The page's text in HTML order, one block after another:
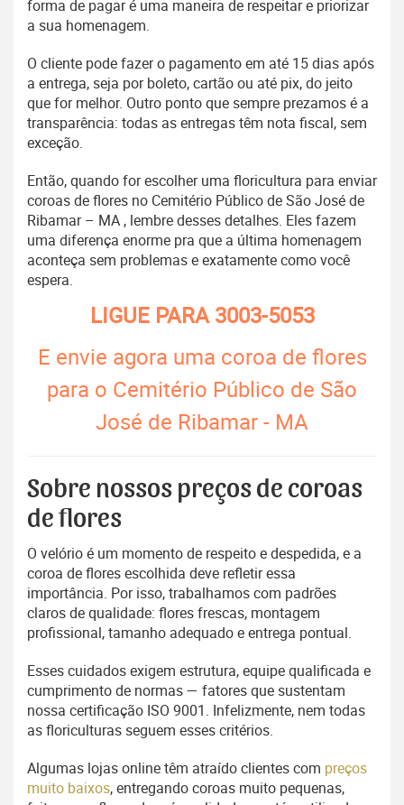
forma de pagar é uma maneira de respeitar e priorizar
a sua homenagem.
O cliente pode fazer o pagamento em até 15 dias após
a entrega, seja por boleto, cartão ou até pix, do jeito
que for melhor. Outro ponto que sempre prezamos é a
transparência: todas as entregas têm nota fiscal, sem
exceção.
Então, quando for escolher uma floricultura para enviar
coroas de flores no Cemitério Público de São José de
Ribamar – MA , lembre desses detalhes. Eles fazem
uma diferença enorme pra que a última homenagem
aconteça sem problemas e exatamente como você
espera.
LIGUE PARA3003-5053
E envie agora uma coroa de flores
para o Cemitério Público de São
José de Ribamar - MA
Sobre nossos preços de coroas
de flores
O velório é um momento de respeito e despedida, e a
coroa de flores escolhida deve refletir essa
importância. Por isso, trabalhamos com padrões
claros de qualidade: flores frescas, montagem
profissional, tamanho adequado e entrega pontual.
Esses cuidados exigem estrutura, equipe qualificada e
cumprimento de normas — fatores que sustentam
nossa certificação ISO 9001. Infelizmente, nem todas
as floriculturas seguem esses critérios.
Algumas lojas online têm atraído clientes com preços
muito baixos, entregando coroas muito pequenas,